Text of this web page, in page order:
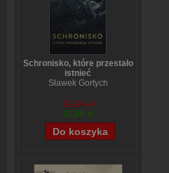
Schronisko, które przestało
istnieć
Sławek Gortych
52,25 zł
42,00 zł